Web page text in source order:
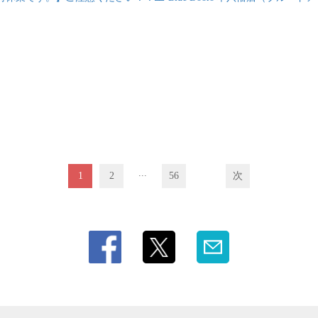
1 2 ... 56 次